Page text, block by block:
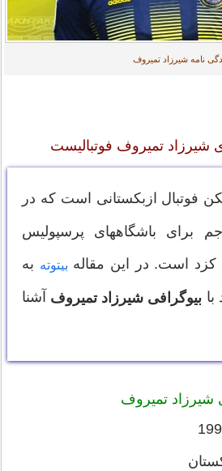
نامه شیرزاد تمیروف
تمیروف فوتبالیست
فوتبال ازبکستانی است که در
برای باشگاههای پرسپولیس
کزد است. در این مقاله بیتوته به
بیوگرافی شیرزاد تمیروف آشنا
شیرزاد تمیروف